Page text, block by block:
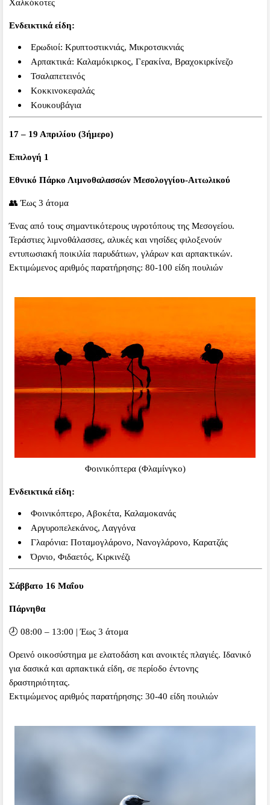
Χαλκόκοτες
Ενδεικτικά είδη:
Ερωδιοί: Κρυπτοστικνιάς, Μικροτσικνιάς
Αρπακτικά: Καλαμόκιρκος, Γερακίνα, Βραχοκιρκίνεζο
Τσαλαπετεινός
Κοκκινοκεφαλάς
Κουκουβάγια
17 – 19 Απριλίου (3ήμερο)
Επιλογή 1
Εθνικό Πάρκο Λιμνοθαλασσών Μεσολογγίου-Αιτωλικού
👥 Έως 3 άτομα
Ένας από τους σημαντικότερους υγροτόπους της Μεσογείου.
Τεράστιες λιμνοθάλασσες, αλυκές και νησίδες φιλοξενούν
εντυπωσιακή ποικιλία παρυδάτιων, γλάρων και αρπακτικών.
Εκτιμώμενος αριθμός παρατήρησης: 80-100 είδη πουλιών
Φοινικόπτερα (Φλαμίνγκο)
Ενδεικτικά είδη:
Φοινικόπτερο, Αβοκέτα, Καλαμοκανάς
Αργυροπελεκάνος, Λαγγόνα
Γλαρόνια: Ποταμογλάρονο, Νανογλάρονο, Καρατζάς
Όρνιο, Φιδαετός, Κιρκινέζι
Σάββατο 16 Μαΐου
Πάρνηθα
🕗 08:00 – 13:00 | Έως 3 άτομα
Ορεινό οικοσύστημα με ελατοδάση και ανοικτές πλαγιές. Ιδανικό
για δασικά και αρπακτικά είδη, σε περίοδο έντονης
δραστηριότητας.
Εκτιμώμενος αριθμός παρατήρησης: 30-40 είδη πουλιών